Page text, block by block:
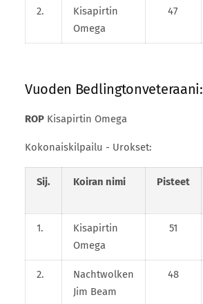
2.
Kisapirtin
Omega
47
Vuoden Bedlingtonveteraani:
ROPKisapirtin Omega
Kokonaiskilpailu - Urokset:
Sij. Koiran nimi Pisteet
1.
Kisapirtin
Omega
51
2.
Nachtwolken
Jim Beam
48